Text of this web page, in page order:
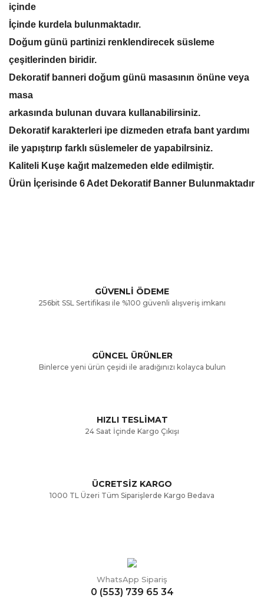
içinde
İçinde kurdela bulunmaktadır.
Doğum günü partinizi renklendirecek süsleme
çeşitlerinden biridir.
Dekoratif banneri doğum günü masasının önüne veya
masa
arkasında bulunan duvara kullanabilirsiniz.
Dekoratif karakterleri ipe dizmeden etrafa bant yardımı
ile yapıştırıp farklı süslemeler de yapabilrsiniz.
Kaliteli Kuşe kağıt malzemeden elde edilmiştir.
Ürün İçerisinde 6 Adet Dekoratif Banner Bulunmaktadır
Ürün resmi kalitesiz, bozuk veya görüntülenemiyor.
Ürün bilgilerinde hatalar bulunuyor.
Gönder
GÜVENLİ ÖDEME
256bit SSL Sertifikası ile %100 güvenli alışveriş imkanı
GÜNCEL ÜRÜNLER
Binlerce yeni ürün çeşidi ile aradığınızı kolayca bulun
HIZLI TESLİMAT
24 Saat İçinde Kargo Çıkışı
ÜCRETSİZ KARGO
1000 TL Üzeri Tüm Siparişlerde Kargo Bedava
WhatsApp Sipariş
0 (553) 739 65 34